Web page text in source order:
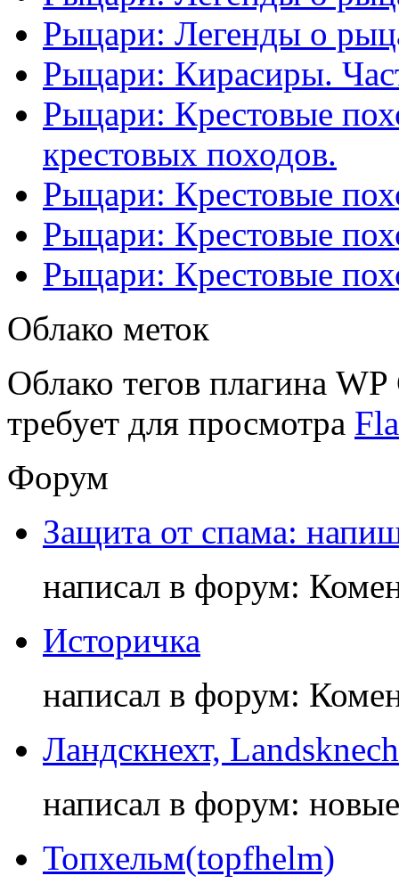
Рыцари: Легенды о
Рыцари: Кирасиры.
Рыцари: Крестовые
крестовых походов.
Рыцари: Крестовые
Рыцари: Крестовые
Рыцари: Крестовые
Облако меток
Облако тегов плагина
требует для просмотра
Форум
Защита от спама:
написал в форум:
Историчка
написал в форум:
Ландскнехт,
написал в форум:
Топхельм(topfhelm)